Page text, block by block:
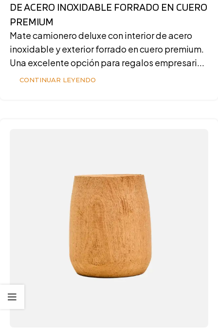
DE ACERO INOXIDABLE FORRADO EN CUERO
PREMIUM
Mate camionero deluxe con interior de acero
inoxidable y exterior forrado en cuero premium.
Una excelente opción para regalos empresari...
CONTINUAR LEYENDO